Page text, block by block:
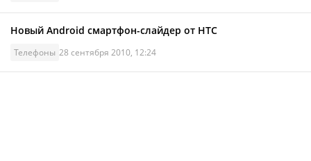
Новый Android смартфон-слайдер от HTC
Телефоны 28 сентября 2010, 12:24